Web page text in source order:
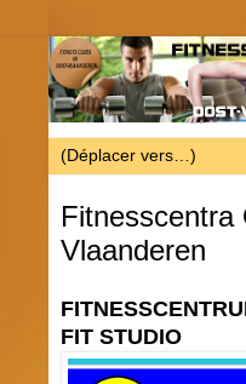
Fitnesscentra
Vlaanderen
FIT STUDIO